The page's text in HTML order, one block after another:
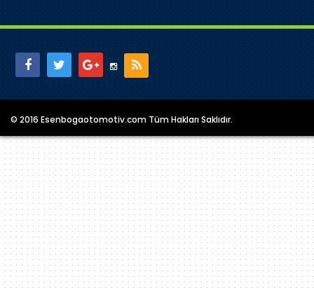
© 2016 Esenbogaotomotiv.com Tüm Hakları Saklıdır.